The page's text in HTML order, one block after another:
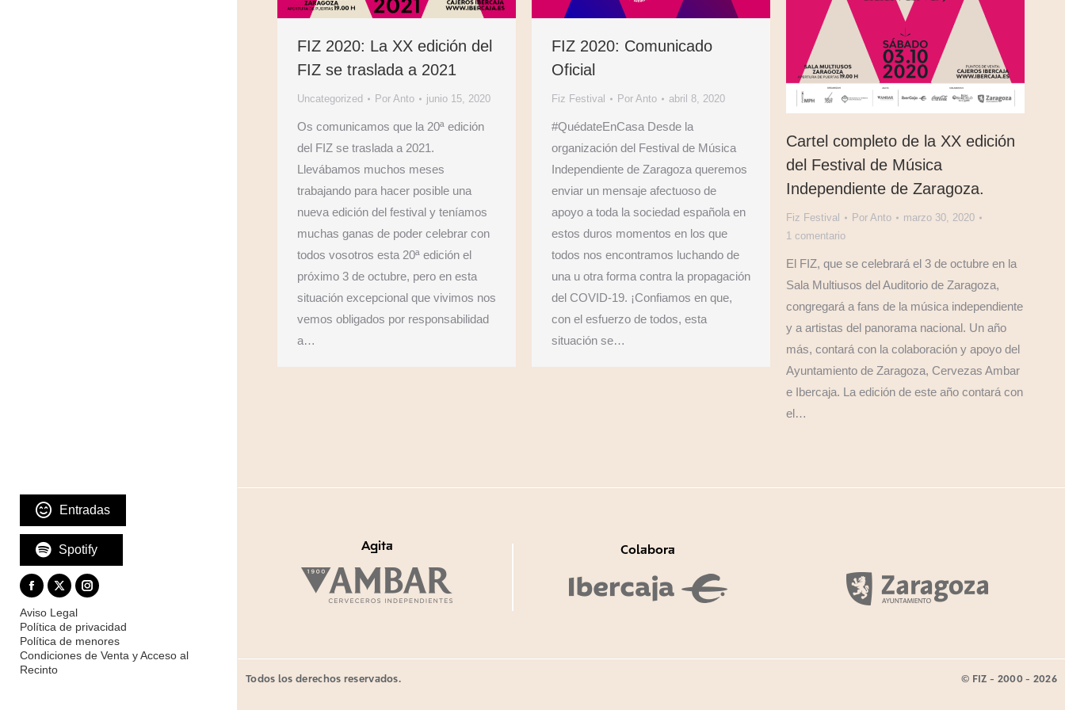
Entradas
Spotify
Aviso Legal
Política de privacidad
Política de menores
Condiciones de Venta y Acceso al
Recinto
FIZ 2020: La XX edición del
FIZ se traslada a 2021
Uncategorized Por Anto junio 15, 2020
Os comunicamos que la 20ª edición
del FIZ se traslada a 2021.
Llevábamos muchos meses
trabajando para hacer posible una
nueva edición del festival y teníamos
muchas ganas de poder celebrar con
todos vosotros esta 20ª edición el
próximo 3 de octubre, pero en esta
situación excepcional que vivimos nos
vemos obligados por responsabilidad
a…
FIZ 2020: Comunicado
Oficial
Fiz Festival Por Anto abril 8, 2020
#QuédateEnCasa Desde la
organización del Festival de Música
Independiente de Zaragoza queremos
enviar un mensaje afectuoso de
apoyo a toda la sociedad española en
estos duros momentos en los que
todos nos encontramos luchando de
una u otra forma contra la propagación
del COVID-19. ¡Confiamos en que,
con el esfuerzo de todos, esta
situación se…
Cartel completo de la XX edición
del Festival de Música
Independiente de Zaragoza.
Fiz Festival Por Anto
marzo 30, 2020
1 comentario
El FIZ, que se celebrará el 3 de octubre en la
Sala Multiusos del Auditorio de Zaragoza,
congregará a fans de la música independiente
y a artistas del panorama nacional. Un año
más, contará con la colaboración y apoyo del
Ayuntamiento de Zaragoza, Cervezas Ambar
e Ibercaja. La edición de este año contará con
el…
Agita Colabora
Todos los derechos reservados. © FIZ - 2000 - 2026